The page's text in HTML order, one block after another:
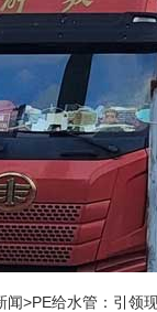
>PE给水管：引领